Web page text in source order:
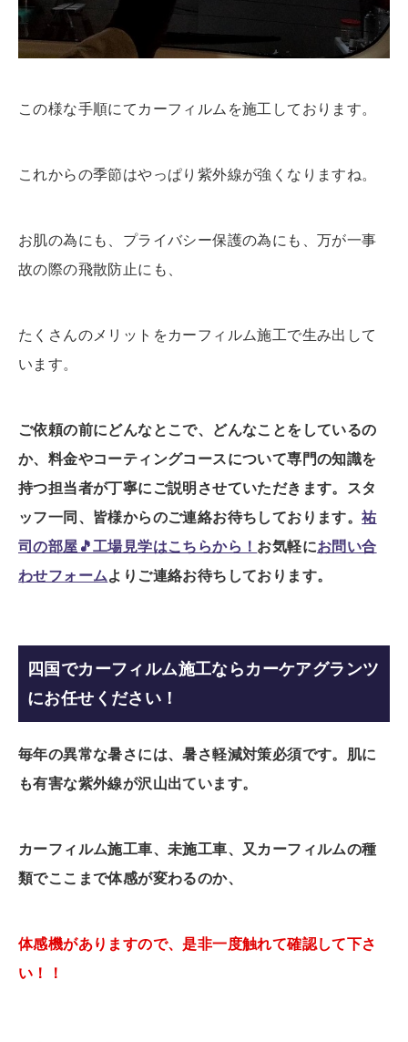
この様な手順にてカーフィルムを施工しております。
これからの季節はやっぱり紫外線が強くなりますね。
お肌の為にも、プライバシー保護の為にも、万が一事
故の際の飛散防止にも、
たくさんのメリットをカーフィルム施工で生み出して
います。
ご依頼の前にどんなとこで、どんなことをしているの
か、料金やコーティングコースについて専門の知識を
持つ担当者が丁寧にご説明させていただきます。
スタ
ッフ一同、皆様からのご連絡お待ちしております。祐
司の部屋🎵工場見学はこちらから！ お気軽にお問い合
わせフォームよりご連絡お待ちしております。
四国でカーフィルム施工ならカーケアグランツ
にお任せください！
毎年の異常な暑さには、暑さ軽減対策必須です。 肌に
も有害な紫外線が沢山出ています。
カーフィルム施工車、未施工車、又カーフィルムの種
類でここまで体感が変わるのか、
体感機がありますので、是非一度触れて確認して下さ
い！！